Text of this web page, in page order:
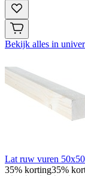
Bekijk alles in
Lat ruw vuren
35% korting35%